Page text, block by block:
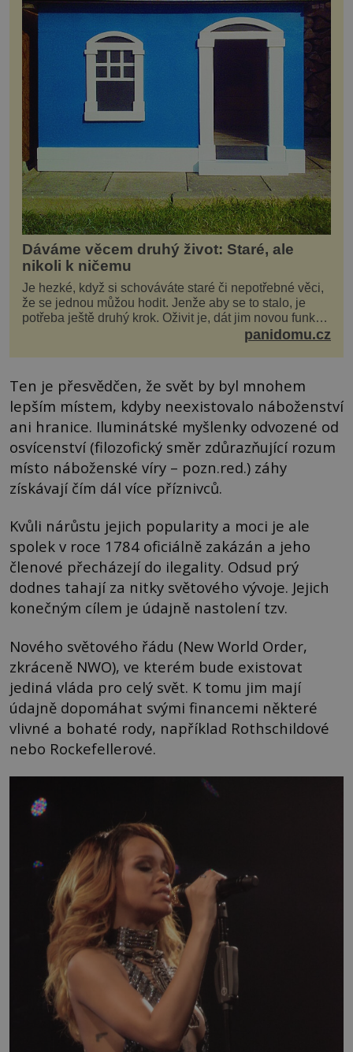
Dáváme věcem druhý život: Staré, ale
nikoli k ničemu
Je hezké, když si schováváte staré či nepotřebné věci,
že se jednou můžou hodit. Jenže aby se to stalo, je
potřeba ještě druhý krok. Oživit je, dát jim novou funkci
panidomu.cz
Ten je přesvědčen, že svět by byl mnohem
lepším místem, kdyby neexistovalo náboženství
ani hranice. Iluminátské myšlenky odvozené od
osvícenství (filozofický směr zdůrazňující rozum
místo náboženské víry – pozn.red.) záhy
získávají čím dál více příznivců.
Kvůli nárůstu jejich popularity a moci je ale
spolek v roce 1784 oficiálně zakázán a jeho
členové přecházejí do ilegality. Odsud prý
dodnes tahají za nitky světového vývoje. Jejich
konečným cílem je údajně nastolení tzv.
Nového světového řádu (New World Order,
zkráceně NWO), ve kterém bude existovat
jediná vláda pro celý svět. K tomu jim mají
údajně dopomáhat svými financemi některé
vlivné a bohaté rody, například Rothschildové
nebo Rockefellerové.